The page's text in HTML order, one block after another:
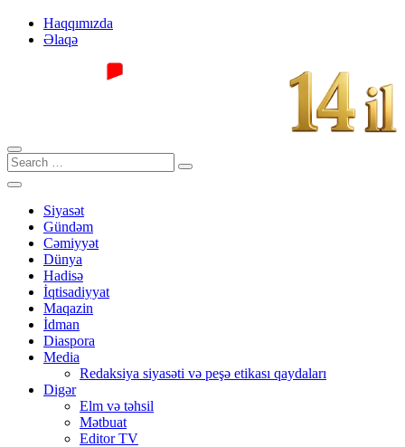
Haqqımızda
Əlaqə
Siyasət
Gündəm
Cəmiyyət
Dünya
Hadisə
İqtisadiyyat
Maqazin
İdman
Diaspora
Media
Redaksiya siyasəti və peşə etikası qaydaları
Digər
Elm və təhsil
Mətbuat
Editor TV